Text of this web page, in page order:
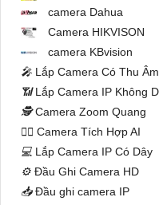
camera Dahua
Camera HIKVISON
camera KBvision
️🎤️ Lắp Camera Có Thu Âm
📶Lắp Camera IP Không
🕵️Camera Zoom Quang
🧛‍♀️ Camera Tích Hợp AI
💻 Lắp Camera IP Có Dây
⚙️ Đầu Ghi Camera HD
📥Đầu ghi camera IP